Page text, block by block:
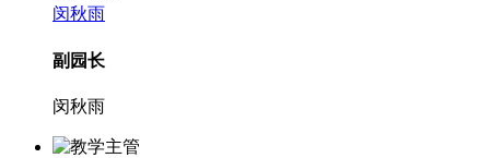
闵秋雨
副园长
闵秋雨